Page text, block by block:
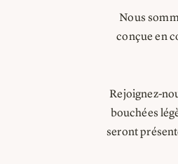
Nous
conçue en
Rejoignez-
bouchées
seront